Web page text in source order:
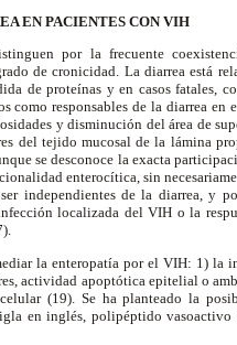
EN PACIENTES CON VIH
por la frecuente
de cronicidad. La diarrea está
de proteínas y en casos fatales,
responsables de la diarrea en
y disminución del área de
del tejido mucosal de la lámina
se desconoce la exacta
enterocítica, sin
independientes de la diarrea, y
localizada del VIH o la
la enteropatía por el VIH: 1) la
actividad apoptótica epitelial o
(19). Se ha planteado la
en inglés, polipéptido